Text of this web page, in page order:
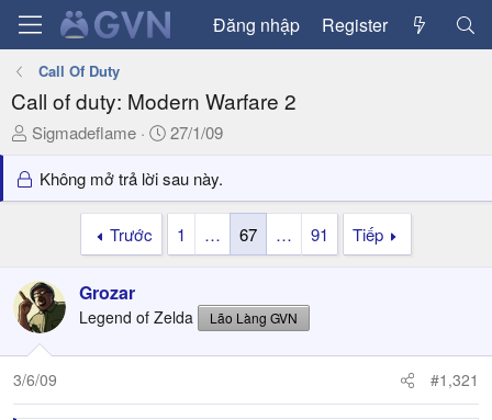
Đăng nhập Register
Call Of Duty
Call of duty: Modern Warfare 2
T
r
e
t
a
r
e
r
Sigmadeflame
N
à
y
27/1/09
Không mở trả lời sau này.
Trước 1 … 67 … 91 Tiếp
Grozar
Legend of Zelda Lão Làng GVN
3/6/09 #1,321